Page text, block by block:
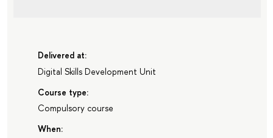
Delivered at:
Digital Skills Development Unit
Course type:
Compulsory course
When: